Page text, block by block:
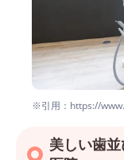
※引用：https://
美しい歯